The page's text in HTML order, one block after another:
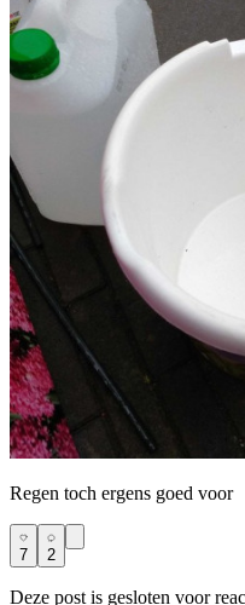
Regen toch ergens goed voor
7 2
Deze post is gesloten voor